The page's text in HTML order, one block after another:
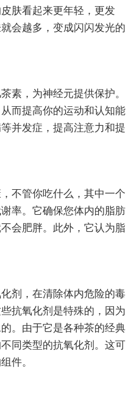
肤看起来更年轻，更发
会越多，变成闪闪发光的
素，为神经元提供保护。
而提高你的运动和认知能
并发症，提高注意力和提
不管你吃什么，其中一个
率。它确保您体内的脂肪
会肥胖。此外，它认为脂
剂，在清除体内危险的毒
抗氧化剂是特殊的，因为
。由于它是各种茶的经典
同类型的抗氧化剂。这可
件。